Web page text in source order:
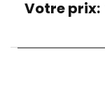
Votre prix: